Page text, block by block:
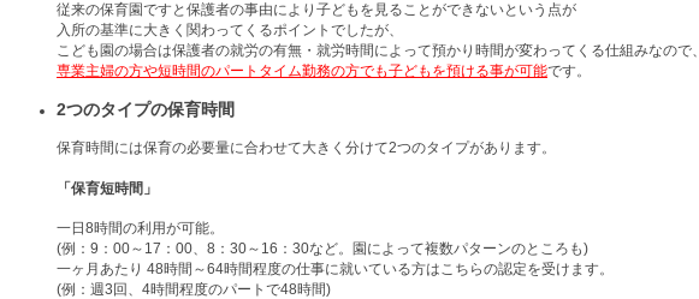
従来の保育園ですと保護者の事由により子どもを見ることができないという点が
入所の基準に大きく関わってくるポイントでしたが、
こども園の場合は保護者の就労の有無・就労時間によって預かり時間が変わってくる仕組みなので、
専業主婦の方や短時間のパートタイム勤務の方でも子どもを預ける事が可能です。
2つのタイプの保育時間
保育時間には保育の必要量に合わせて大きく分けて2つのタイプがあります。
「保育短時間」
一日8時間の利用が可能。
(例：9：00～17：00、8：30～16：30など。園によって複数パターンのところも)
一ヶ月あたり 48時間～64時間程度の仕事に就いている方はこちらの認定を受けます。
(例：週3回、4時間程度のパートで48時間)